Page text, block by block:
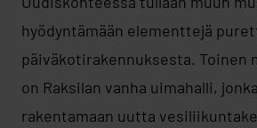
hyödyntämään elementtejä
päiväkotirakennuksesta. Toinen
on Raksilan vanha uimahalli,
rakentamaan uutta